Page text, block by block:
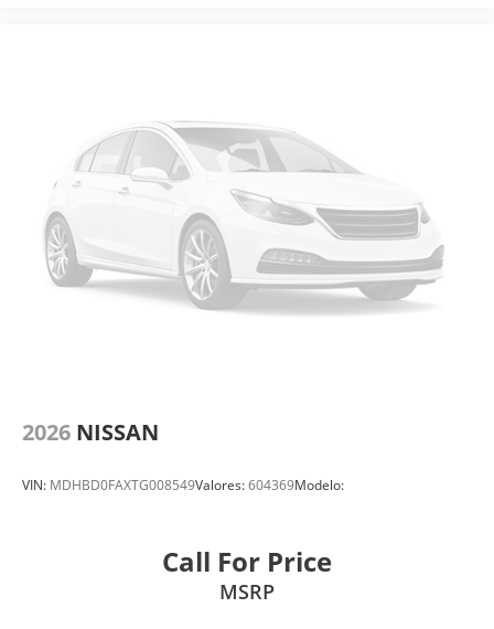
2026 NISSAN
VIN: MDHBD0FAXTG008549Valores:604369Modelo:
Call For Price
MSRP